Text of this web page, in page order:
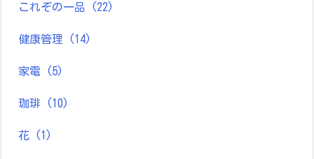
これぞの一品 (22)
健康管理 (14)
家電 (5)
珈琲 (10)
花 (1)